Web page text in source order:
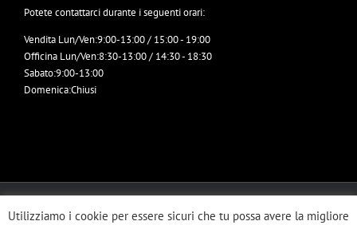
Potete contattarci durante i seguenti orari:
Vendita Lun/Ven:9:00-13:00 / 15:00 - 19:00
Officina Lun/Ven:8:30-13:00 / 14:30 - 18:30
Sabato:9:00-13:00
Domenica:Chiusi
byImbrogno Comunicazione
Utilizziamo i cookie per essere sicuri che tu possa avere la migliore